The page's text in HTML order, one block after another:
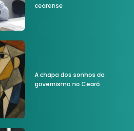
cearense
A chapa dos sonhos do
governismo no Ceará